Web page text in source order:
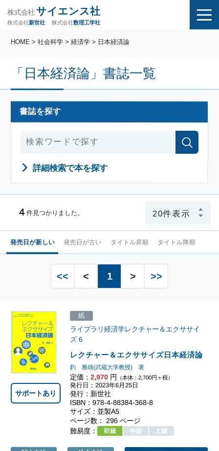
株式会社 サイエンス社
株式会社新世社 株式会社数理工学社
「日本経済論」書誌一覧
HOME > 社会科学 > 経済学 > 日本経済論
書誌を探す
詳細検索で本を探す
４ 件見つかりました。
発売日が新しい 発売日が古い タイトル昇順 タイトル降順
<< < 1 > >>
レクチャー＆エクササイズ日本経済論
ライブラリ経済学レクチャー＆エクササイ
ズ6
釣 雅雄(武蔵大学教授) 著
定価： 2,970円 （本体：2,700円＋税）
紙
発行日：2023年6月25日
発行：新世社
ISBN：978-4-88384-368-8
サイズ：並製A5
ページ数： 296 ページ
難易度：
サポートあり